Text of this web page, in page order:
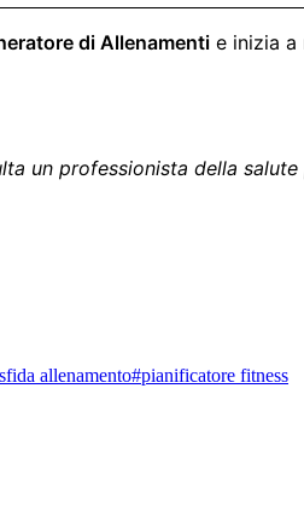
di Allenamenti e inizia a
un professionista della
sfida allenamento#pianificatore fitness